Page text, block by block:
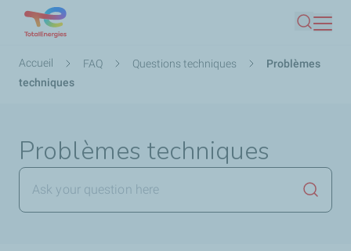
contenu
Fil
d'Ariane
Accueil FAQ Questions techniques
Problèmes
techniques
Problèmes techniques